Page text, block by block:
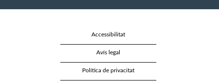
Accessibilitat
Avís legal
Política de privacitat